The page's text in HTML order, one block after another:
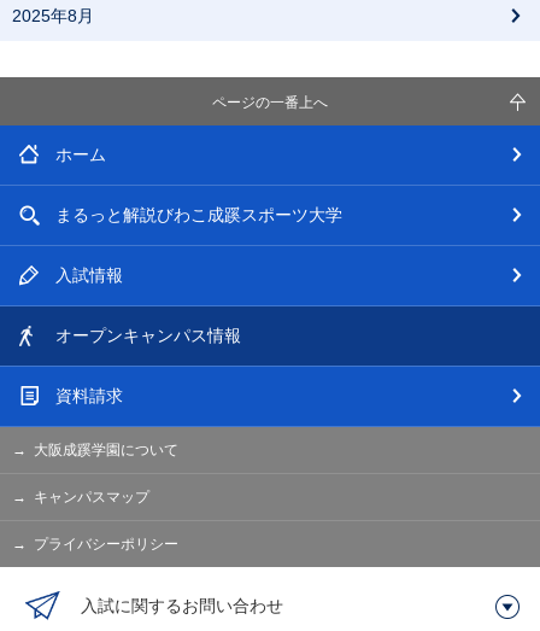
2025年8月
ページの一番上へ
ホーム
まるっと解説びわこ成蹊スポーツ大学
入試情報
オープンキャンパス情報
資料請求
大阪成蹊学園について
キャンパスマップ
プライバシーポリシー
入試に関するお問い合わせ